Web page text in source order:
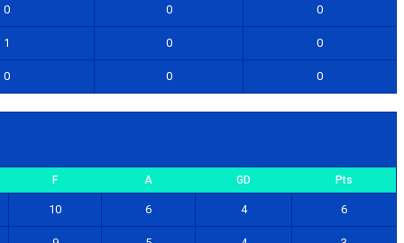
0 0 0
1 0 0
0 0 0
F A GD Pts
10 6 4 6